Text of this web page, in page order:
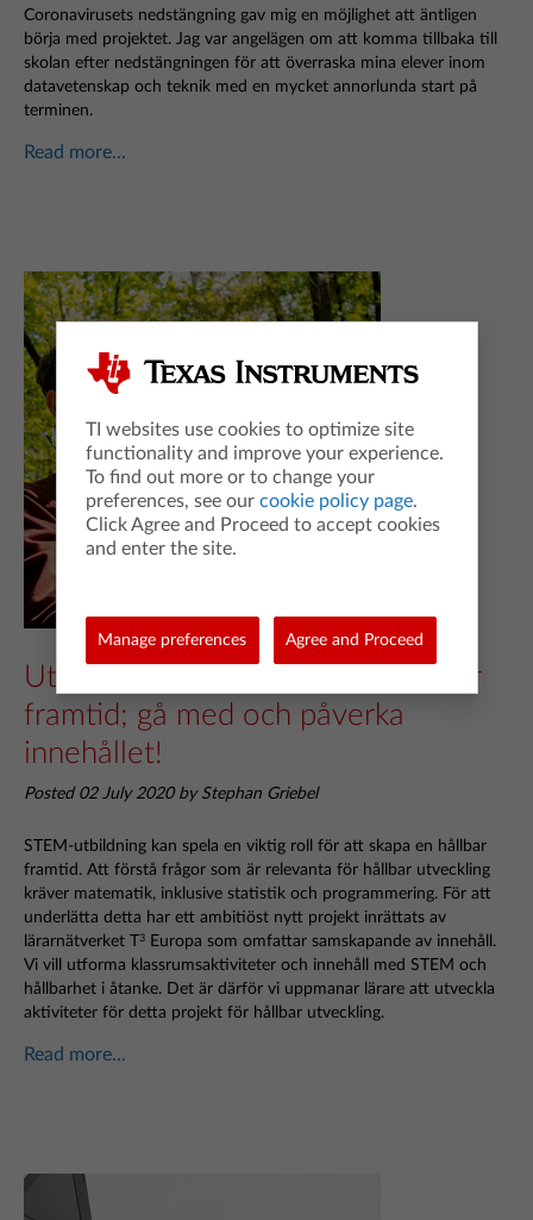
Coronavirusets nedstängning gav mig en möjlighet att äntligen
börja med projektet. Jag var angelägen om att komma tillbaka till
skolan efter nedstängningen för att överraska mina elever inom
datavetenskap och teknik med en mycket annorlunda start på
terminen.
Read more...
Utbildning är nyckeln till en hållbar
framtid; gå med och påverka
innehållet!
Posted 02 July 2020 by Stephan Griebel
STEM-utbildning kan spela en viktig roll för att skapa en hållbar
framtid. Att förstå frågor som är relevanta för hållbar utveckling
kräver matematik, inklusive statistik och programmering. För att
underlätta detta har ett ambitiöst nytt projekt inrättats av
lärarnätverket T3
Europa som omfattar samskapande av innehåll.
Vi vill utforma klassrumsaktiviteter och innehåll med STEM och
hållbarhet i åtanke. Det är därför vi uppmanar lärare att utveckla
aktiviteter för detta projekt för hållbar utveckling.
Read more...
TI websites use cookies to optimize site
functionality and improve your experience.
To find out more or to change your
preferences, see our cookie policy page.
Click Agree and Proceed to accept cookies
and enter the site.
Manage preferences Agree and Proceed